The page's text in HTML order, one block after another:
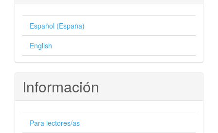
Español (España)
English
Información
Para lectores/as